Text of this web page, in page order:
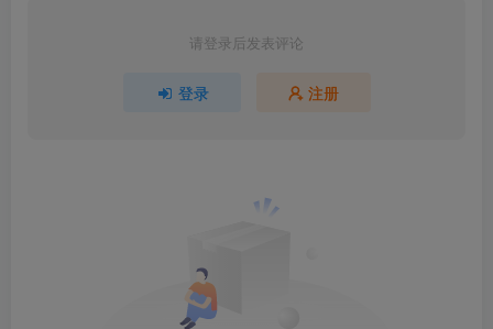
请登录后发表评论
登录 注册